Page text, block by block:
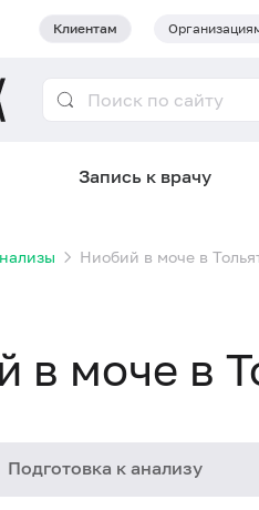
Клиентам
Запись к врачу
Ниобий в моче в
в моче в
Подготовка к анализу